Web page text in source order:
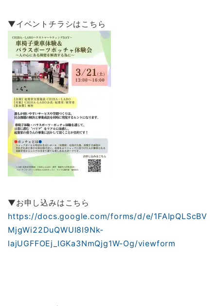
▼イベントチラシはこちら
▼お申し込みはこちら
https://docs.google.com/forms/d/e/1FAIpQLScBV
MjgWi22DuQWUI8l9Nk-
lajUGFFOEj_IGKa3NmQjg1W-Og/viewform